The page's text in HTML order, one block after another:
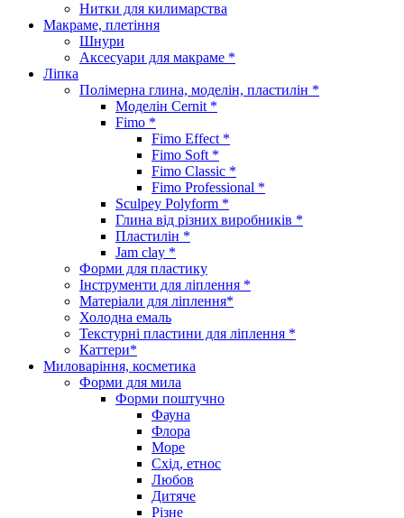
Нитки для килимарства
Макраме, плетіння
Шнури
Аксесуари для макраме *
Ліпка
Полімерна глина, моделін, пластилін *
Моделін Cernit *
Fimo *
Fimo Effect *
Fimo Soft *
Fimo Classic *
Fimo Professional *
Sculpey Polyform *
Глина від різних виробників *
Пластилін *
Jam clay *
Форми для пластику
Інструменти для ліплення *
Матеріали для ліплення*
Холодна емаль
Текстурні пластини для ліплення *
Каттери*
Миловаріння, косметика
Форми для мила
Форми поштучно
Фауна
Флора
Море
Схід, етнос
Любов
Дитяче
Різне